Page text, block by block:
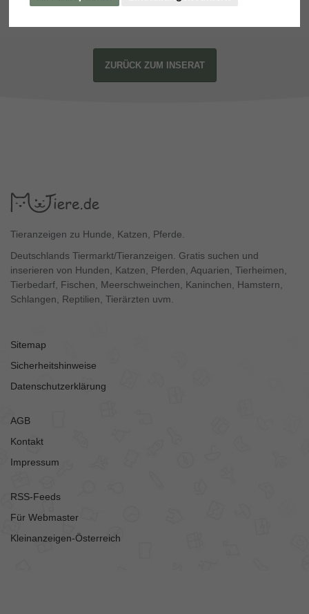
ZURÜCK ZUM INSERAT
Tieranzeigen zu Hunde, Katzen, Pferde.
Deutschlands Tiermarkt/Tieranzeigen. Gratis suchen und
inserieren von Hunden, Katzen, Pferden, Aquarien, Tierheimen,
Tierbedarf, Fischen, Meerschweinchen, Kaninchen, Hamstern,
Schlangen, Reptilien, Tierärzten uvm.
Sitemap
Sicherheitshinweise
Datenschutzerklärung
AGB
Kontakt
Impressum
RSS-Feeds
Für Webmaster
Kleinanzeigen-Österreich